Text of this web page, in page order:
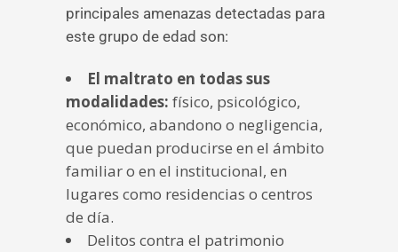
principales amenazas detectadas para
este grupo de edad son:
El maltrato en todas sus
modalidades: físico, psicológico,
económico, abandono o negligencia,
que puedan producirse en el ámbito
familiar o en el institucional, en
lugares como residencias o centros
de día.
Delitos contra el patrimonio